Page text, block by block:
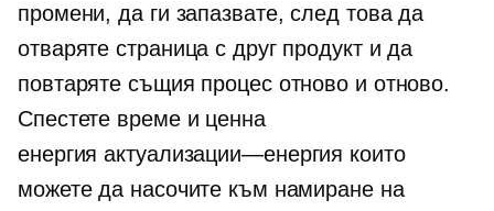
промени, да ги запазвате, след това да
отваряте страница с друг продукт и да
повтаряте същия процес отново и отново.
Спестете време и ценна
енергияактуализации—енергия които
можете да насочите към намиране на